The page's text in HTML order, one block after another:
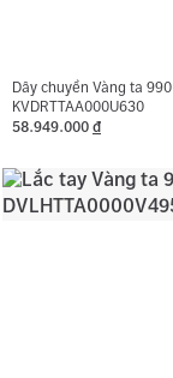
Dây chuyền Vàng ta 990
KVDRTTAA000U630
58.949.000 đ